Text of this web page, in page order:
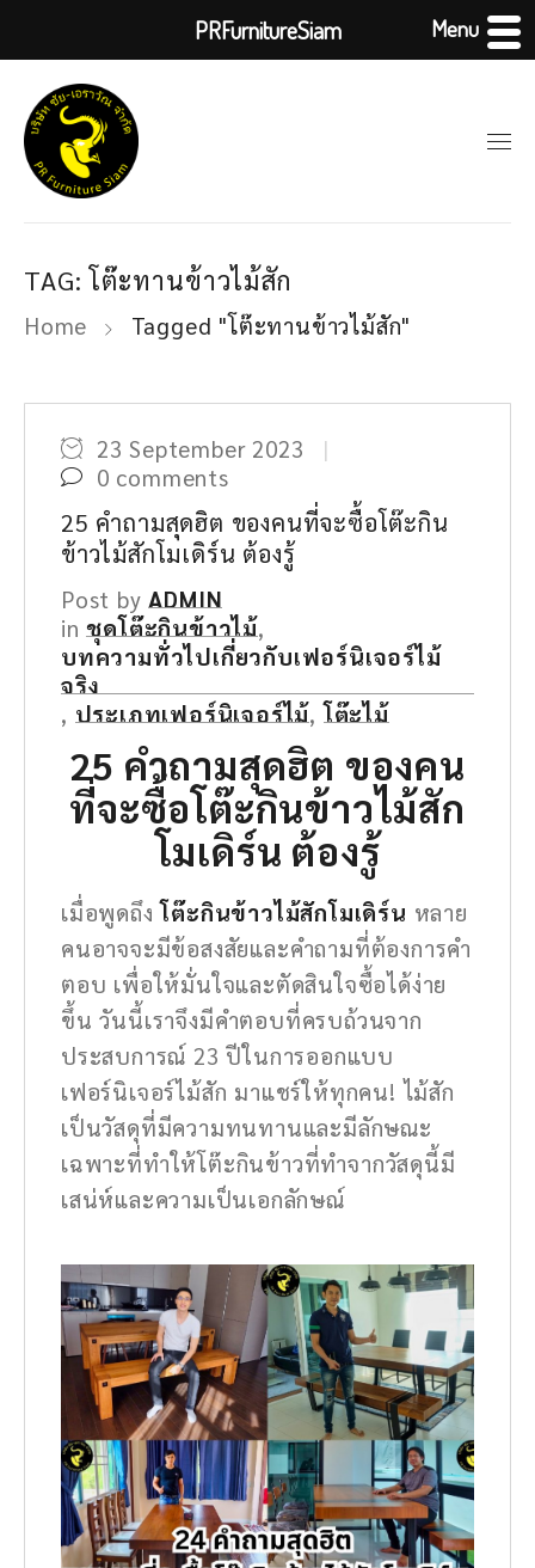
Home Tagged "โต๊ะทานข้าวไม้สัก"
TAG: โต๊ะทานข้าวไม้สัก
23 September 2023
0 comments
25 คำถามสุดฮิต ของคนที่จะซื้อโต๊ะกิน
ข้าวไม้สักโมเดิร์น ต้องรู้
Post byADMIN
in ชุดโต๊ะกินข้าวไม้,
บทความทั่วไปเกี่ยวกับเฟอร์นิเจอร์ไม้
จริง
, ประเภทเฟอร์นิเจอร์ไม้,โต๊ะไม้
25 คำถามสุดฮิต ของคน
ที่จะซื้อโต๊ะกินข้าวไม้สัก
โมเดิร์น ต้องรู้
เมื่อพูดถึงโต๊ะกินข้าวไม้สักโมเดิร์น หลาย
คนอาจจะมีข้อสงสัยและคำถามที่ต้องการคำ
ตอบ เพื่อให้มั่นใจและตัดสินใจซื้อได้ง่าย
ขึ้น วันนี้เราจึงมีคำตอบที่ครบถ้วนจาก
ประสบการณ์ 23 ปีในการออกแบบ
เฟอร์นิเจอร์ไม้สัก มาแชร์ให้ทุกคน! ไม้สัก
เป็นวัสดุที่มีความทนทานและมีลักษณะ
เฉพาะที่ทำให้โต๊ะกินข้าวที่ทำจากวัสดุนี้มี
เสน่ห์และความเป็นเอกลักษณ์
PRFurnitureSiam Menu